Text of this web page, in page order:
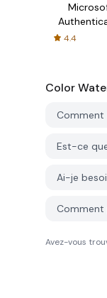
4.4
Color
Comment
Est-ce
Ai-je
Comment
Avez-vous